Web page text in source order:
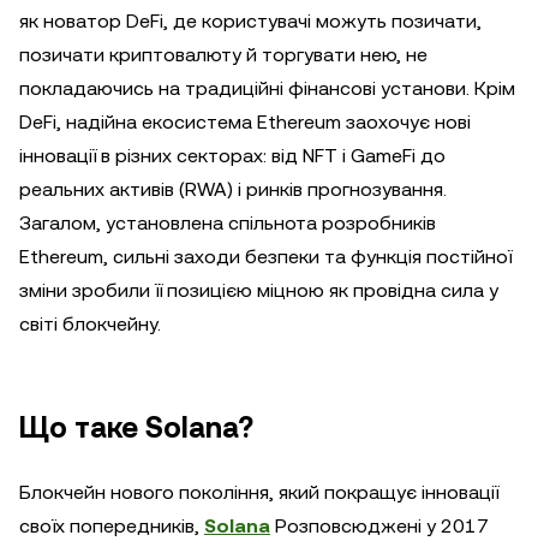
як новатор DeFi, де користувачі можуть позичати,
позичати криптовалюту й торгувати нею, не
покладаючись на традиційні фінансові установи. Крім
DeFi, надійна екосистема Ethereum заохочує нові
інновації в різних секторах: від NFT і GameFi до
реальних активів (RWA) і ринків прогнозування.
Загалом, установлена спільнота розробників
Ethereum, сильні заходи безпеки та функція постійної
зміни зробили її позицією міцною як провідна сила у
світі блокчейну.
Що таке Solana?
Блокчейн нового покоління, який покращує інновації
своїх попередників, Solana Розповсюджені у 2017